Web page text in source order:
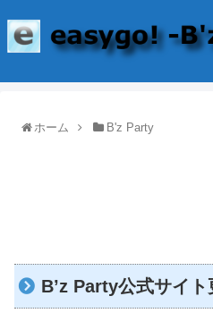
ホーム B'z Party
B’z Party公式サイト